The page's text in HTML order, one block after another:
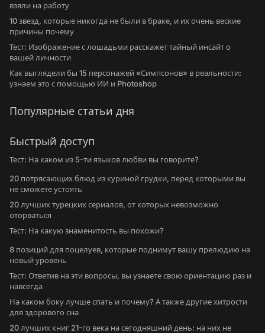
взяли на работу
10 звезд, которые никогда не были в браке, и их очень веские
причины почему
Тест: Изображение с лошадьми расскажет тайный инсайт о
вашей личности
Как выглядели бы 15 персонажей «Симпсонов» в реальности:
узнаем это с помощью ИИ и Photoshop
Популярные статьи дня
Быстрый доступ
Тест: На каком из 5-ти языков любви вы говорите?
20 потрясающих блюд из куриной грудки, перед которыми вы
не сможете устоять
20 лучших турецких сериалов, от которых невозможно
оторваться
Тест: На какую знаменитость вы похожи?
8 позиций для поцелуев, которые поднимут вашу прелюдию на
новый уровень
Тест: Ответив на эти вопросы, вы узнаете свою ориентацию раз и
навсегда
На каком боку лучше спать и почему? А также другие хитрости
для здорового сна
20 лучших книг 21-го века на сегодняшний день: на них не